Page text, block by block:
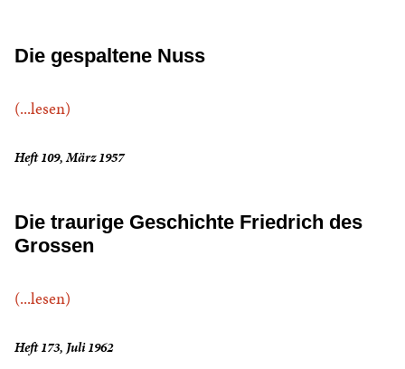
Die gespaltene Nuss
(...lesen)
Heft 109, März 1957
Die traurige Geschichte Friedrich des
Grossen
(...lesen)
Heft 173, Juli 1962